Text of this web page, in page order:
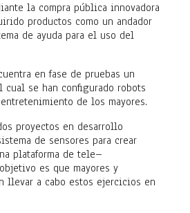
la compra pública innovadora
productos como un andador
de ayuda para el uso del
en fase de pruebas un
cual se han configurado robots
de los mayores.
proyectos en desarrollo
de sensores para crear
plataforma de tele–
es que mayores y
llevar a cabo estos ejercicios en